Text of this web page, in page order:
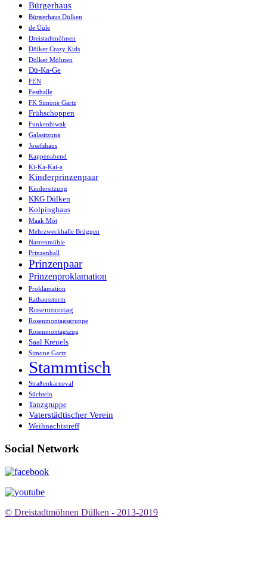
Bürgerhaus
Bürgerhaus Dülken
de Üüle
Dreistadtmöhnen
Dölker Crazy Kids
Dölker Möhnen
Dü-Ka-Ge
FEN
Festhalle
FK Simone Gartz
Frühschoppen
Funkenbiwak
Galasitzung
Josefshaus
Kappenabend
Ki-Ka-Kai-a
Kinderprinzenpaar
Kindersitzung
KKG Dülken
Kolpinghaus
Maak Möt
Mehrzweckhalle Brüggen
Narrenmühle
Prinzenball
Prinzenpaar
Prinzenproklamation
Proklamation
Rathaussturm
Rosenmontag
Rosenmontagsgruppe
Rosenmontagszug
Saal Kreuels
Simone Gartz
Stammtisch
Straßenkarneval
Süchteln
Tanzgruppe
Vaterstädtischer Verein
Weihnachtstreff
Social Network
© Dreistadtmöhnen Dülken - 2013-2019